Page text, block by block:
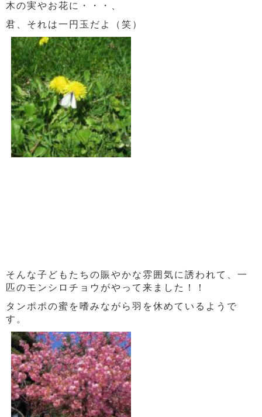
木の実やお花に・・・、
君、それは一円玉だよ（笑）
そんな子どもたちの賑やかな雰囲気に誘われて、一
匹のモンシロチョウがやって来ました！！
タンポポの蜜を嗜みながら羽を休めているようで
す。